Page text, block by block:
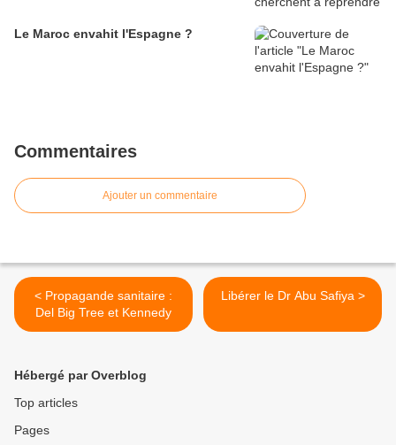
Le Maroc envahit l'Espagne ?
Commentaires
Ajouter un commentaire
< Propagande sanitaire :
Del Big Tree et Kennedy
Libérer le Dr Abu Safiya >
Hébergé par Overblog
Top articles
Pages